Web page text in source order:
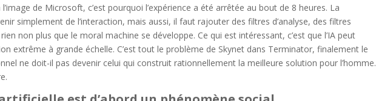
de Microsoft, c’est pourquoi l’expérience a été arrêtée au bout de 8 heures. La
simplement de l’interaction, mais aussi, il faut rajouter des filtres d’analyse, des filtres
non plus que le moral machine se développe. Ce qui est intéressant, c’est que l’IA peut
extrême à grande échelle. C’est tout le problème de Skynet dans Terminator, finalement le
ne doit-il pas devenir celui qui construit rationnellement la meilleure solution pour l’homme.